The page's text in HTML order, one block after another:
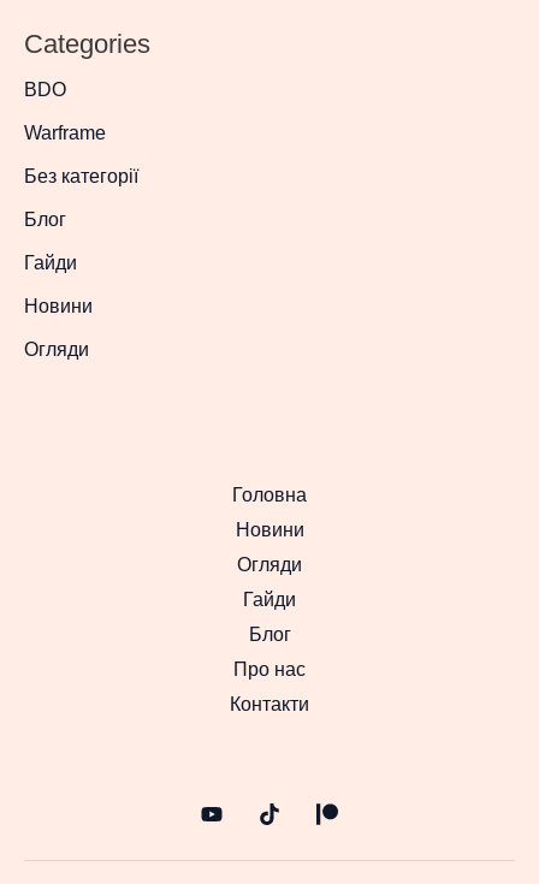
Categories
BDO
Warframe
Без категорії
Блог
Гайди
Новини
Огляди
Головна
Новини
Огляди
Гайди
Блог
Про нас
Контакти